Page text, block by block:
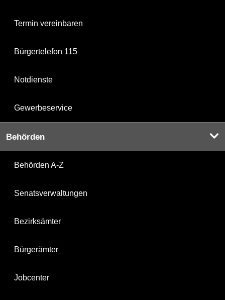
Termin vereinbaren
Bürgertelefon 115
Notdienste
Gewerbeservice
Behörden
Behörden A-Z
Senatsverwaltungen
Bezirksämter
Bürgerämter
Jobcenter